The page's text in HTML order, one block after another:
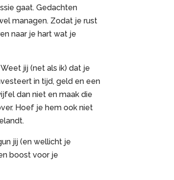
gaat. Gedachten
managen. Zodat je rust
naar je hart wat je
jij (net als ik) dat je
in tijd, geld en een
dan niet en maak die
Hoef je hem ook niet
jij (en wellicht je
boost voor je